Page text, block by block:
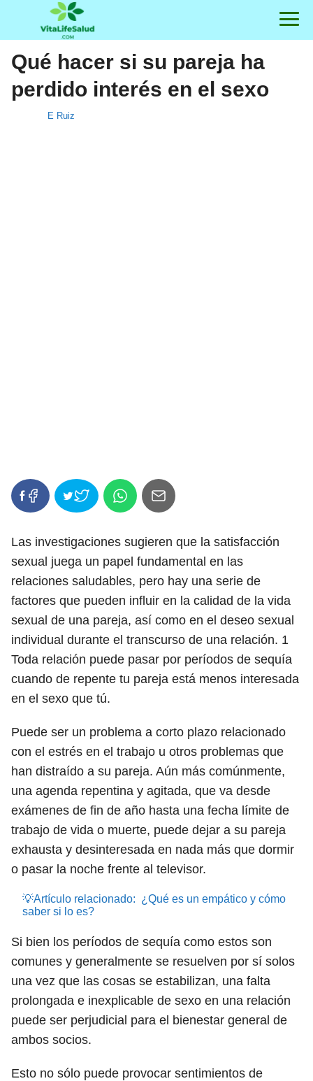
Qué hacer si su pareja ha
perdido interés en el sexo
E Ruiz
Las investigaciones sugieren que la satisfacción
sexual juega un papel fundamental en las
relaciones saludables, pero hay una serie de
factores que pueden influir en la calidad de la vida
sexual de una pareja, así como en el deseo sexual
individual durante el transcurso de una relación. 1
Toda relación puede pasar por períodos de sequía
cuando de repente tu pareja está menos interesada
en el sexo que tú.
Puede ser un problema a corto plazo relacionado
con el estrés en el trabajo u otros problemas que
han distraído a su pareja. Aún más comúnmente,
una agenda repentina y agitada, que va desde
exámenes de fin de año hasta una fecha límite de
trabajo de vida o muerte, puede dejar a su pareja
exhausta y desinteresada en nada más que dormir
o pasar la noche frente al televisor.
💡Artículo relacionado: ¿Qué es un empático y cómo
saber si lo es?
Si bien los períodos de sequía como estos son
comunes y generalmente se resuelven por sí solos
una vez que las cosas se estabilizan, una falta
prolongada e inexplicable de sexo en una relación
puede ser perjudicial para el bienestar general de
ambos socios.
Esto no sólo puede provocar sentimientos de